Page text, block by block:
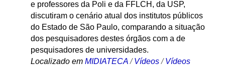
e professores da Poli e da FFLCH, da USP,
discutiram o cenário atual dos institutos públicos
do Estado de São Paulo, comparando a situação
dos pesquisadores destes órgãos com a de
pesquisadores de universidades.
Localizado em MIDIATECA /Vídeos /Vídeos